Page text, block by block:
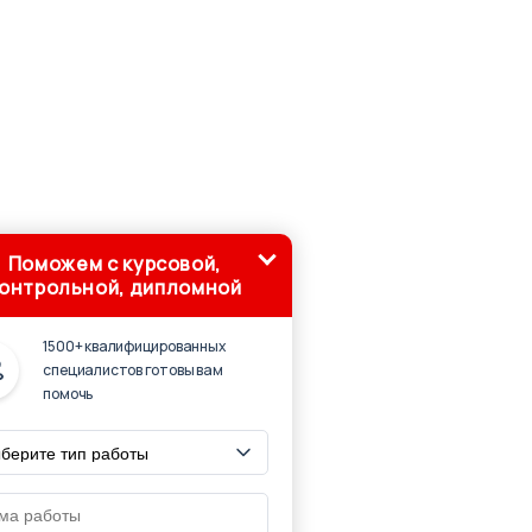
Поможем с курсовой,
дипломной
1500+ квалифицированных
специалистов готовы вам
помочь